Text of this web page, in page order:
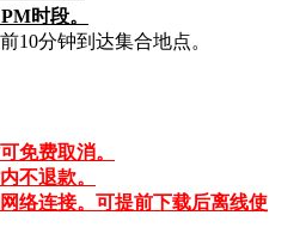
时段。
10分钟到达集合地点。
免费取消。
不退款。
络连接。可提前下载后离线使